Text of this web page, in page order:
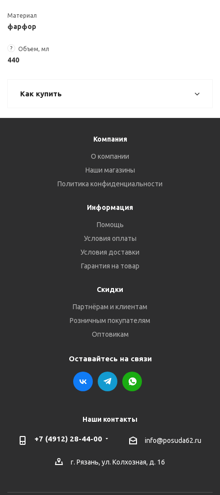
Материал
фарфор
? Объем, мл
440
Как купить
Компания
О компании
Наши магазины
Политика конфиденциальности
Информация
Помощь
Условия оплаты
Условия доставки
Гарантия на товар
Скидки
Партнёрам и клиентам
Розничным покупателям
Оптовикам
Оставайтесь на связи
Наши контакты
+7 (4912) 28-44-00 info@posuda62.ru
г. Рязань, ул. Колхозная, д. 16